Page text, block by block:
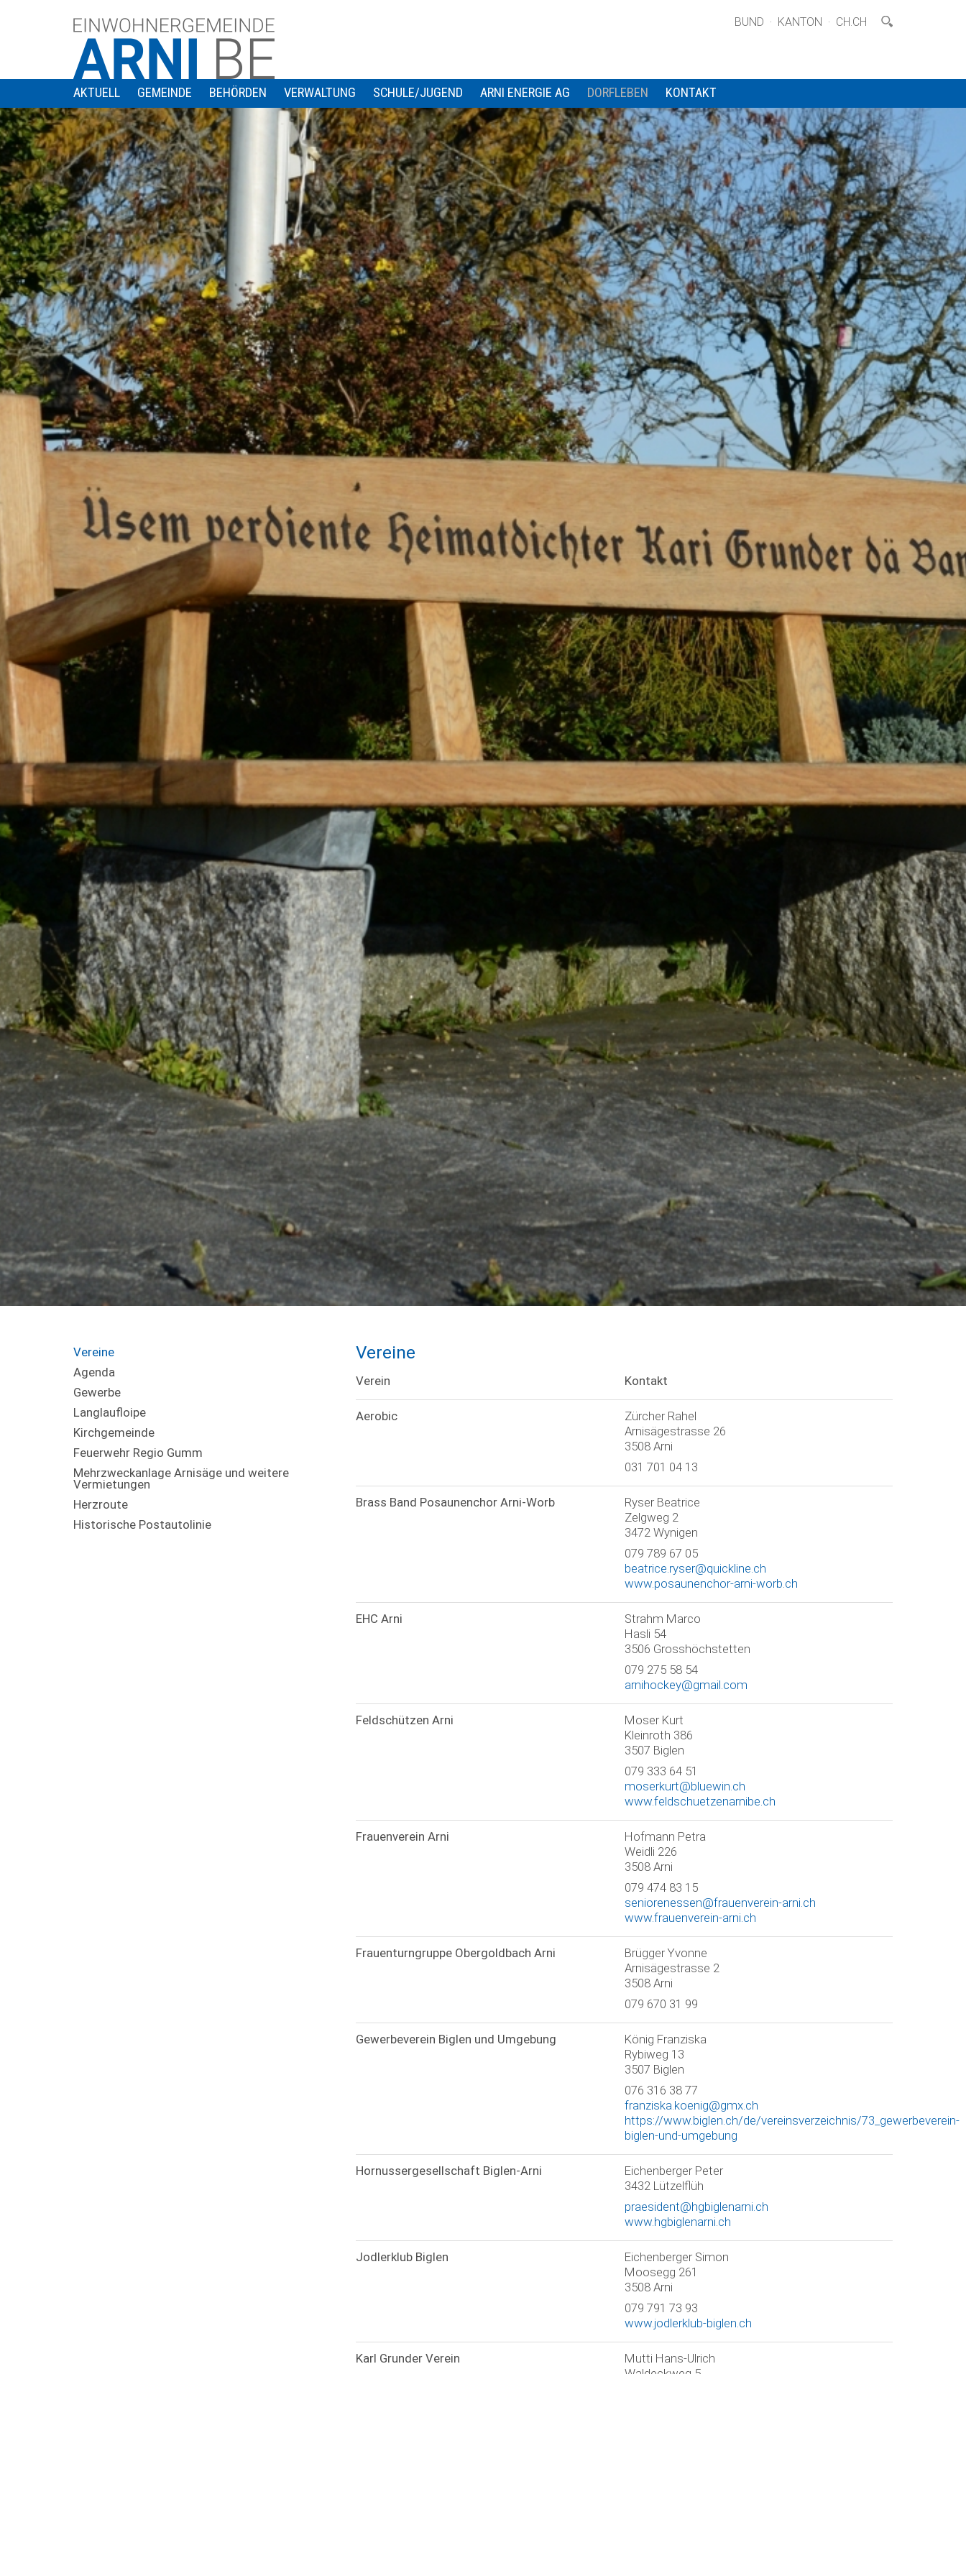
BUND · KANTON · CH.CH
AKTUELL GEMEINDE BEHÖRDEN VERWALTUNG SCHULE/JUGEND ARNI ENERGIE AG DORFLEBEN KONTAKT
Vereine
Agenda
Gewerbe
Langlaufloipe
Kirchgemeinde
Feuerwehr Regio Gumm
Mehrzweckanlage Arnisäge und weitere
Vermietungen
Herzroute
Historische Postautolinie
Vereine
Verein Kontakt
Aerobic
Zürcher Rahel
Arnisägestrasse 26
3508 Arni
031 701 04 13
Brass Band Posaunenchor Arni-Worb
Ryser Beatrice
Zelgweg 2
3472 Wynigen
079 789 67 05
beatrice.ryser@quickline.ch
www.posaunenchor-arni-worb.ch
EHC Arni
Strahm Marco
Hasli 54
3506 Grosshöchstetten
079 275 58 54
arnihockey@gmail.com
Feldschützen Arni
Moser Kurt
Kleinroth 386
3507 Biglen
079 333 64 51
moserkurt@bluewin.ch
www.feldschuetzenarnibe.ch
Frauenverein Arni
Hofmann Petra
Weidli 226
3508 Arni
079 474 83 15
seniorenessen@frauenverein-arni.ch
www.frauenverein-arni.ch
Frauenturngruppe Obergoldbach Arni
Brügger Yvonne
Arnisägestrasse 2
3508 Arni
079 670 31 99
Gewerbeverein Biglen und Umgebung
König Franziska
Rybiweg 13
3507 Biglen
076 316 38 77
franziska.koenig@gmx.ch
https://www.biglen.ch/de/vereinsverzeichnis/73_gewerbeverein-
biglen-und-umgebung
Hornussergesellschaft Biglen-Arni
Eichenberger Peter
3432 Lützelflüh
praesident@hgbiglenarni.ch
www.hgbiglenarni.ch
Jodlerklub Biglen
Eichenberger Simon
Moosegg 261
3508 Arni
079 791 73 93
www.jodlerklub-biglen.ch
Karl Grunder Verein
Mutti Hans-Ulrich
Waldeckweg 5